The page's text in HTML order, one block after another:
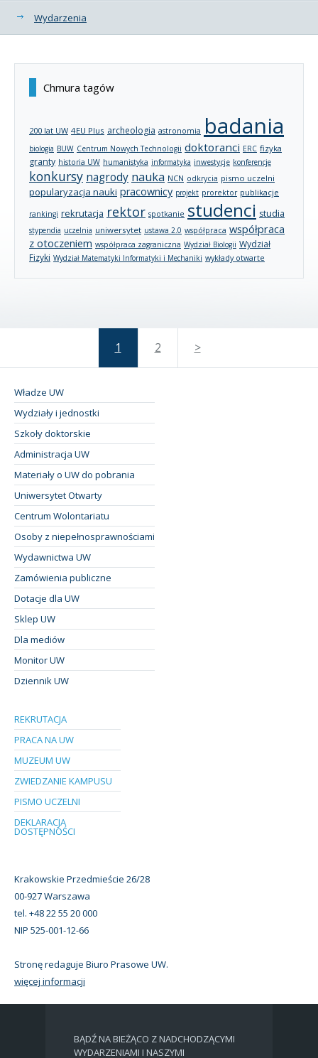
Wydarzenia
Chmura tagów
200 lat UW 4EU Plus archeologia astronomia badania
biologia BUW Centrum Nowych Technologii doktoranci ERC fizyka
granty historia UW humanistyka informatyka inwestycje konferencje
konkursy nagrody nauka NCN odkrycia pismo uczelni
popularyzacja nauki pracownicy projekt prorektor publikacje
rankingi rekrutacja rektor spotkanie studenci studia
stypendia uczelnia uniwersytet ustawa 2.0 współpraca współpraca
z otoczeniem współpraca zagraniczna Wydział Biologii Wydział
Fizyki Wydział Matematyki Informatyki i Mechaniki wykłady otwarte
1 2 >
Władze UW
Wydziały i jednostki
Szkoły doktorskie
Administracja UW
Materiały o UW do pobrania
Uniwersytet Otwarty
Centrum Wolontariatu
Osoby z niepełnosprawnościami
Wydawnictwa UW
Zamówienia publiczne
Dotacje dla UW
Sklep UW
Dla mediów
Monitor UW
Dziennik UW
REKRUTACJA
PRACA NA UW
MUZEUM UW
ZWIEDZANIE KAMPUSU
PISMO UCZELNI
DEKLARACJA
DOSTĘPNOŚCI
Krakowskie Przedmieście 26/28
00-927 Warszawa
tel. +48 22 55 20 000
NIP 525-001-12-66
Stronę redaguje Biuro Prasowe UW.
więcej informacji
BĄDŹ NA BIEŻĄCO Z NADCHODZĄCYMI
WYDARZENIAMI I NASZYMI